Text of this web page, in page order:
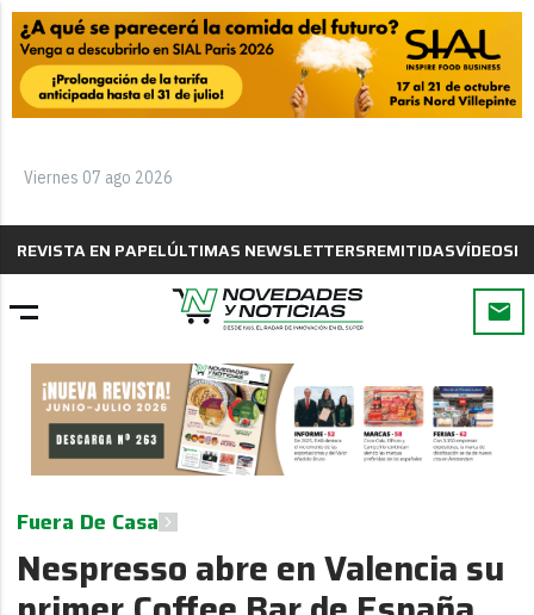
Viernes 07 ago 2026
REVISTA EN PAPELÚLTIMAS NEWSLETTERSREMITIDASVÍDEOS
Fuera De Casa
Nespresso abre en Valencia su